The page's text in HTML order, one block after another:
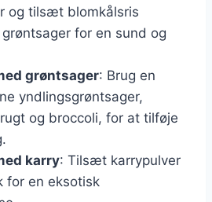
og tilsæt blomkålsris
for en sund og
grøntsager: Brug en
yndlingsgrøntsager,
og broccoli, for at tilføje
karry: Tilsæt karrypulver
for en eksotisk